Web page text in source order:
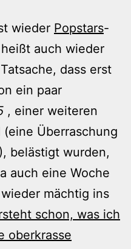
wieder Popstars-
auch wieder
dass erst
ein paar
, einer weiteren
Überraschung
belästigt wurden,
auch eine Woche
mächtig ins
schon, was ich
oberkrasse